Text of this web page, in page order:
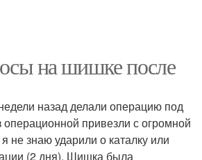
на шишке после
назад делали операцию под
привезли с огромной
не знаю ударили о каталку или
(2 дня). Шишка была